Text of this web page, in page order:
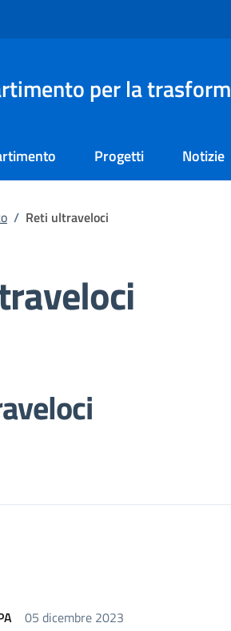
per la
Progetti Notizie
/ Reti ultraveloci
05 dicembre 2023